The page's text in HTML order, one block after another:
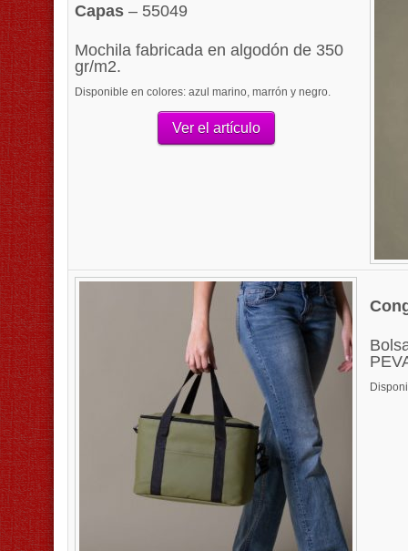
Capas – 55049
Mochila fabricada en algodón de 350
gr/m2.
Disponible en colores: azul marino, marrón y negro.
Ver el artículo